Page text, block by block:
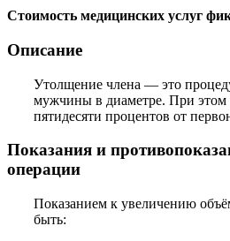
Стоимость медицинских услуг
Описание
Утолщение члена — это
мужчины в диаметре. При
пятидесяти процентов от
Показания и
операции
Показанием к увеличению
быть: